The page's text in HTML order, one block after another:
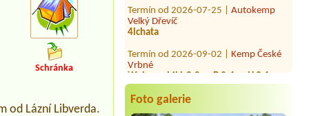
4lchata
Termín od 2026-09-02 |
Wohnmobil L 8.0m, B 2.4m, H 3.1m
mit Strom
Erika
Foto galerie
Schránka
od Lázní Libverda.